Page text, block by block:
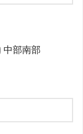
中部南部